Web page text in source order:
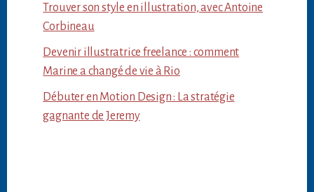
Trouver son style en illustration, avec Antoine
Corbineau
Devenir illustratrice freelance : comment
Marine a changé de vie à Rio
Débuter en Motion Design : La stratégie
gagnante de Jeremy